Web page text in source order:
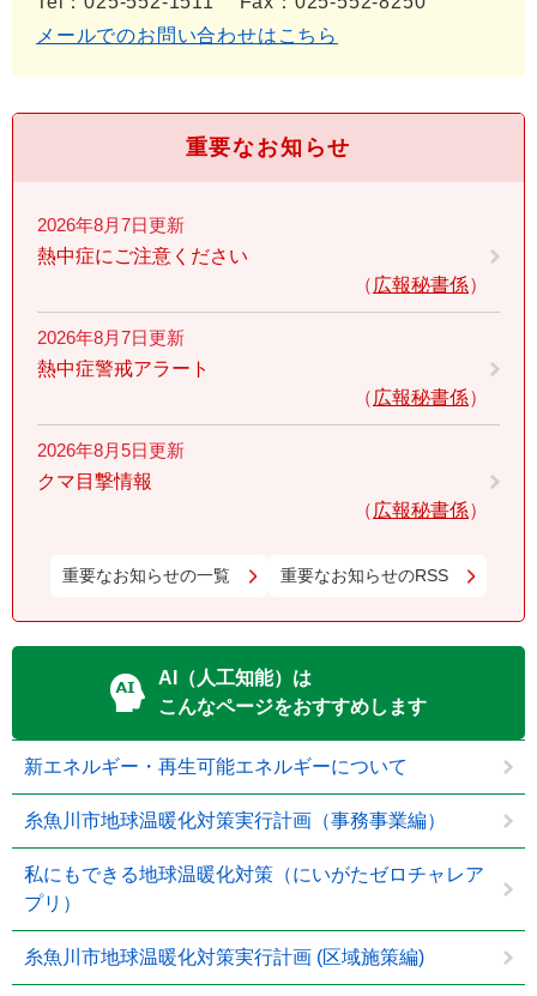
メールでのお問い合わせはこちら
重要なお知らせ
2026年8月7日更新
熱中症にご注意ください
広報秘書係
2026年8月7日更新
熱中症警戒アラート
広報秘書係
2026年8月5日更新
クマ目撃情報
広報秘書係
重要なお知らせの一覧 重要なお知らせのRSS
AI（人工知能）は
こんなページをおすすめします
新エネルギー・再生可能エネルギーについて
糸魚川市地球温暖化対策実行計画（事務事業編）
私にもできる地球温暖化対策（にいがたゼロチャレア
プリ）
糸魚川市地球温暖化対策実行計画 (区域施策編)